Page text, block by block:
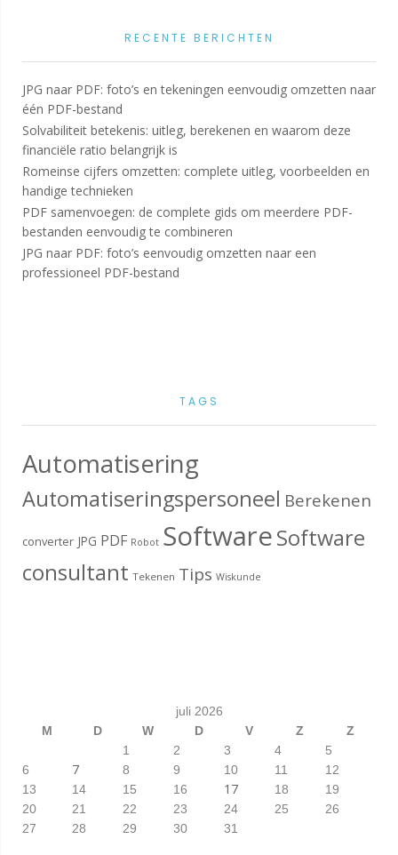
RECENTE BERICHTEN
JPG naar PDF: foto’s en tekeningen eenvoudig omzetten naar
één PDF-bestand
Solvabiliteit betekenis: uitleg, berekenen en waarom deze
financiële ratio belangrijk is
Romeinse cijfers omzetten: complete uitleg, voorbeelden en
handige technieken
PDF samenvoegen: de complete gids om meerdere PDF-
bestanden eenvoudig te combineren
JPG naar PDF: foto’s eenvoudig omzetten naar een
professioneel PDF-bestand
TAGS
Automatisering
Automatiseringspersoneel Berekenen
converter JPG PDF Robot SoftwareSoftware
consultant Tekenen Tips Wiskunde
juli 2026
M
D W D V Z
Z
1
2 3 4
5
6
7 8 9 10 11
12
13
14 15 16 17 18
19
20
21 22 23 24 25
26
27
28 29 30 31